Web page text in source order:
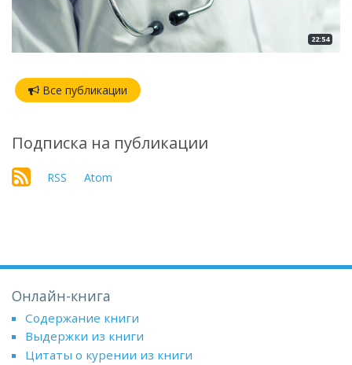
22:54
Все публикации
Подписка на публикации
RSS Atom
Онлайн-книга
Содержание книги
Выдержки из книги
Цитаты о курении из книги